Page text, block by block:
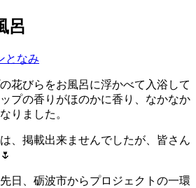
呂
となみ
花びらをお風呂に浮かべて入浴して
プの香りがほのかに香り、なかなか
りました。
、掲載出来ませんでしたが、皆さん
日、砺波市からプロジェクトの一環